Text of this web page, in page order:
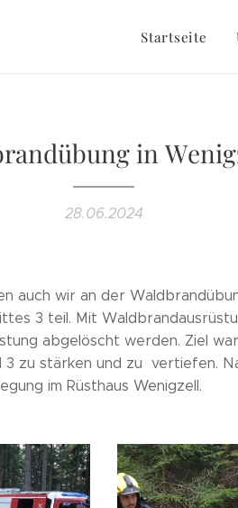
Startseite
in
28.06.2024
auch wir an der
3 teil. Mit
abgelöscht werden. Ziel
zu stärken und zu vertiefen.
im Rüsthaus Wenigzell.